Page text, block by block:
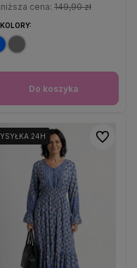
cena: 149,90 zł
KOLORY:
Do koszyka
24H
24H Do